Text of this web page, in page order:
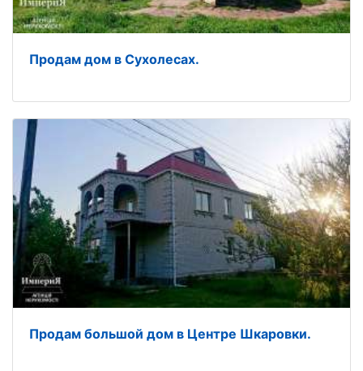
Продам дом в Сухолесах.
Продам большой дом в Центре Шкаровки.